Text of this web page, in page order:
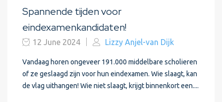
Spannende tijden voor
eindexamenkandidaten!
12 June 2024 Lizzy Anjel-van Dijk
Vandaag horen ongeveer 191.000 middelbare scholieren
of ze geslaagd zijn voor hun eindexamen. Wie slaagt, kan
de vlag uithangen! Wie niet slaagt, krijgt binnenkort een....